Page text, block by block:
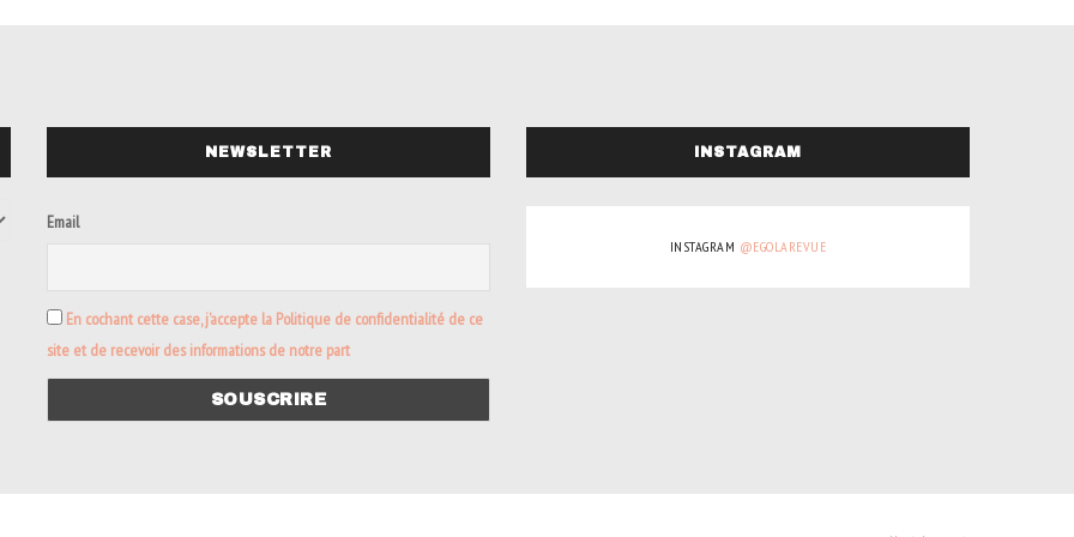
NEWSLETTER
Email
En cochant cette case, j’accepte la Politique de confidentialité de ce
site et de recevoir des informations de notre part
INSTAGRAM
INSTAGRAM @EGOLAREVUE